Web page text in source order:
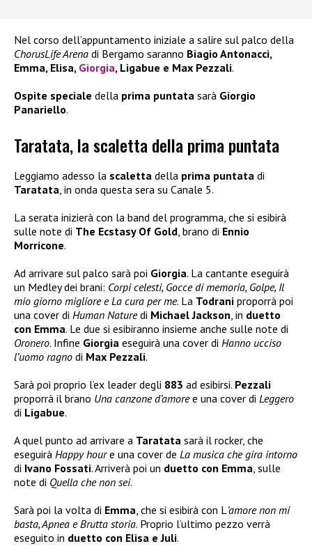
Nel corso dell’appuntamento iniziale a salire sul palco della
ChorusLife Arena di Bergamo saranno Biagio Antonacci,
Emma, Elisa, Giorgia, Ligabue e Max Pezzali.
Ospite speciale della prima puntata sarà Giorgio
Panariello.
Taratata, la scaletta della prima puntata
Leggiamo adesso la scaletta della prima puntata di
Taratata , in onda questa sera su Canale 5.
La serata inizierà con la band del programma, che si esibirà
sulle note di The Ecstasy Of Gold , brano di Ennio
Morricone.
Ad arrivare sul palco sarà poi Giorgia. La cantante eseguirà
un Medley dei brani: Corpi celesti, Gocce di memoria, Golpe, Il
mio giorno migliore e La cura per me. La Todrani proporrà poi
una cover di Human Naturedi Michael Jackson , in duetto
con Emma. Le due si esibiranno insieme anche sulle note di
Oronero. Infine Giorgia eseguirà una cover di Hanno ucciso
l’uomo ragno di Max Pezzali.
Sarà poi proprio l’ex leader degli 883 ad esibirsi. Pezzali
proporrà il brano Una canzone d’amoree una cover di Leggero
di Ligabue.
A quel punto ad arrivare a Taratata sarà il rocker, che
eseguirà Happy houre una cover de La musica che gira intorno
di Ivano Fossati. Arriverà poi un duetto con Emma , sulle
note di Quella che non sei.
Sarà poi la volta di Emma , che si esibirà con L’amore non mi
basta, Apnea e Brutta storia. Proprio l’ultimo pezzo verrà
eseguito in duetto con Elisa e Juli.